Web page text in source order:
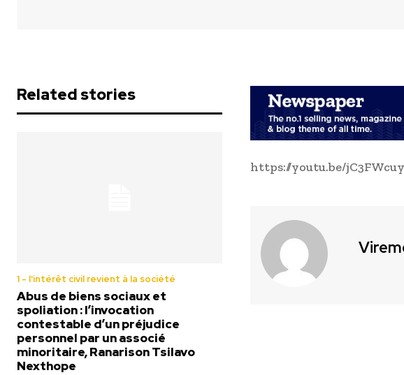
Related stories
1 - l'intérêt civil revient à la société
Abus de biens sociaux et
spoliation : l’invocation
contestable d’un préjudice
personnel par un associé
minoritaire, Ranarison Tsilavo
Nexthope
https://youtu.be/